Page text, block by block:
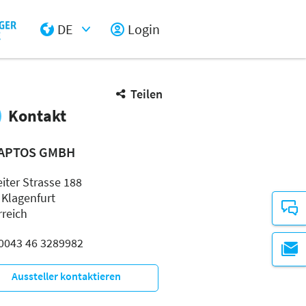
DE
Login
Teilen
Kontakt
GMBH
Strasse 188
46 3289982
Aussteller kontaktieren